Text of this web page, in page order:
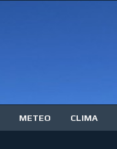
METEO CLIMA